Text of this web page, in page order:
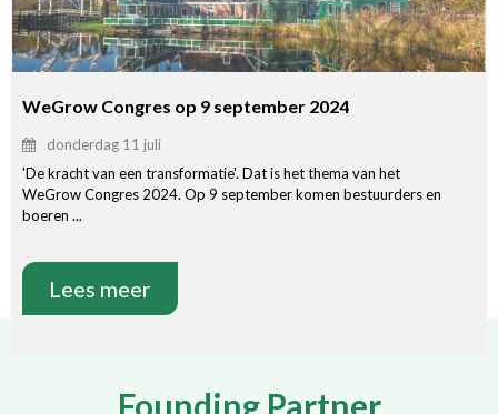
WeGrow Congres op 9 september 2024
donderdag 11 juli
'De kracht van een transformatie'. Dat is het thema van het
WeGrow Congres 2024. Op 9 september komen bestuurders en
boeren ...
Lees meer
Founding Partner